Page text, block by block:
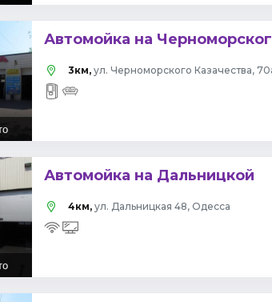
Автомойка на
3км, ул. Черноморского Казачества,
Автомойка на Дальницкой
4км, ул. Дальницкая 48, Одесса